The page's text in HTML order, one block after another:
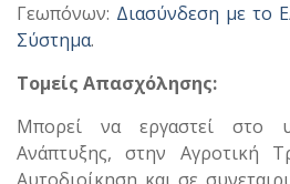
Γεωπόνων: Διασύνδεση με το
Σύστημα.
Τομείς Απασχόλησης:
Μπορεί να εργαστεί στο
Ανάπτυξης, στην Αγροτική